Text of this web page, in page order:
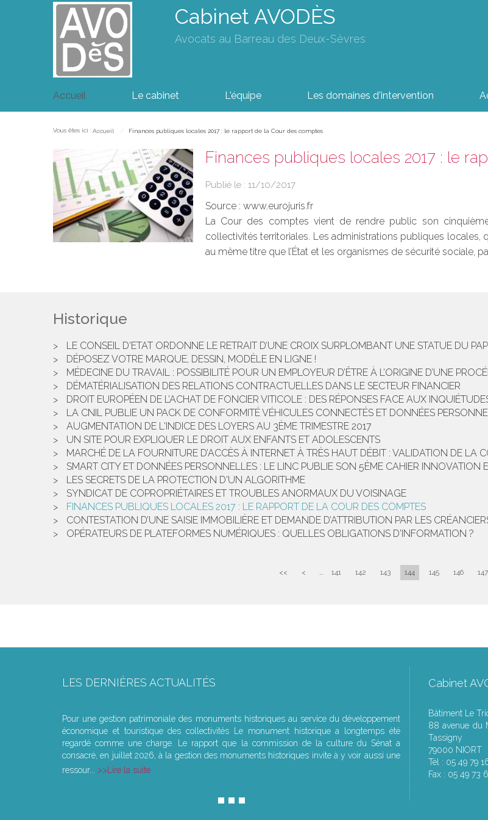
Cabinet AVODÈS
Avocats au Barreau des Deux-Sèvres
Accueil Le cabinet L'équipe Les domaines d'intervention
Vous êtes ici : Accueil Finances publiques locales 2017 : le rapport de la Cour des comptes
Finances publiques locales 2017 : le
Publié le : 11/10/2017
Source : www.eurojuris.fr
La Cour des comptes vient de rendre public son
collectivités territoriales. Les administrations publiques
au même titre que l’État et les organismes de sécurité sociale,
Historique
LE CONSEIL D'ETAT ORDONNE LE RETRAIT D’UNE CROIX SURPLOMBANT UNE STATUE DU
DÉPOSEZ VOTRE MARQUE, DESSIN, MODÈLE EN LIGNE !
MÉDECINE DU TRAVAIL : POSSIBILITÉ POUR UN EMPLOYEUR D’ÊTRE À L’ORIGINE D’UNE
DÉMATÉRIALISATION DES RELATIONS CONTRACTUELLES DANS LE SECTEUR FINANCIER
DROIT EUROPÉEN DE L’ACHAT DE FONCIER VITICOLE : DES RÉPONSES FACE AUX
LA CNIL PUBLIE UN PACK DE CONFORMITÉ VÉHICULES CONNECTÉS ET DONNÉES
AUGMENTATION DE L'INDICE DES LOYERS AU 3ÈME TRIMESTRE 2017
UN SITE POUR EXPLIQUER LE DROIT AUX ENFANTS ET ADOLESCENTS
MARCHÉ DE LA FOURNITURE D’ACCÈS À INTERNET À TRÈS HAUT DÉBIT : VALIDATION DE LA
SMART CITY ET DONNÉES PERSONNELLES : LE LINC PUBLIE SON 5ÈME CAHIER INNOVATION
LES SECRETS DE LA PROTECTION D'UN ALGORITHME
SYNDICAT DE COPROPRIÉTAIRES ET TROUBLES ANORMAUX DU VOISINAGE
FINANCES PUBLIQUES LOCALES 2017 : LE RAPPORT DE LA COUR DES COMPTES
CONTESTATION D’UNE SAISIE IMMOBILIÈRE ET DEMANDE D’ATTRIBUTION PAR LES
OPÉRATEURS DE PLATEFORMES NUMÉRIQUES : QUELLES OBLIGATIONS D'INFORMATION ?
<< < ... 141 142 143 144 145 146 147
LES DERNIÈRES ACTUALITÉS
Pour une gestion patrimoniale des monuments historiques au service du développement
économique et touristique des collectivités Le monument historique a longtemps été
regardé comme une charge. Le rapport que la commission de la culture du Sénat a
consacré, en juillet 2026, à la gestion des monuments historiques invite à y voir aussi une
ressour...
Lire la suite
Cabinet
Bâtiment Le
88 avenue du
Tassigny
79000 NIORT
Tél : 05 49 79
Fax : 05 49 73